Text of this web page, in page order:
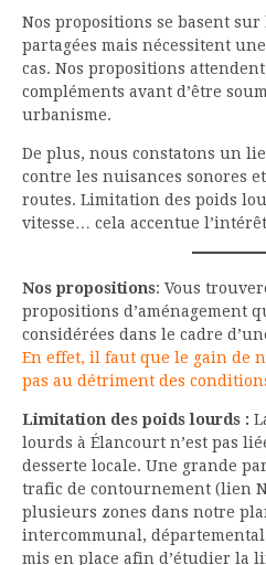
Nos propositions se basent
partagées mais nécessitent
cas. Nos propositions
compléments avant d’être
urbanisme.
De plus, nous constatons un
contre les nuisances sonores
routes. Limitation des poids
vitesse… cela accentue
Nos propositions: Vous
propositions d’aménagement
considérées dans le cadre
En effet, il faut que le gain de
pas au détriment des
Limitation des poids lourds :
lourds à Élancourt n’est pas
desserte locale. Une grande
trafic de contournement (lien
plusieurs zones dans notre
intercommunal,
mis en place afin d’étudier la